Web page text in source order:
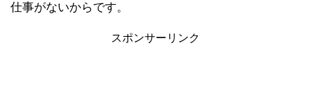
仕事がないからです。
スポンサーリンク